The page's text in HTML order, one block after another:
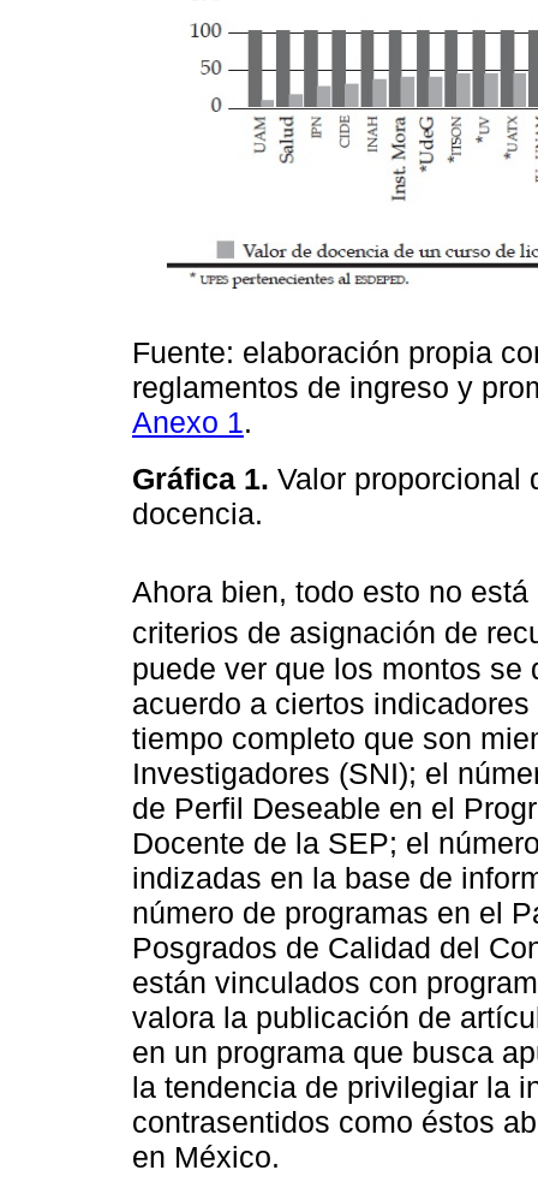
Fuente: elaboración propia
reglamentos de ingreso y
Anexo 1.
Gráfica 1. Valor proporcional
docencia.
Ahora bien, todo esto no
criterios de asignación de
puede ver que los montos
acuerdo a ciertos
tiempo completo que son
Investigadores (SNI); el
de Perfil Deseable en el
Docente de la SEP; el
indizadas en la base de
número de programas en el
Posgrados de Calidad del
están vinculados con
valora la publicación de
en un programa que busca
la tendencia de privilegiar la
contrasentidos como éstos
en México.